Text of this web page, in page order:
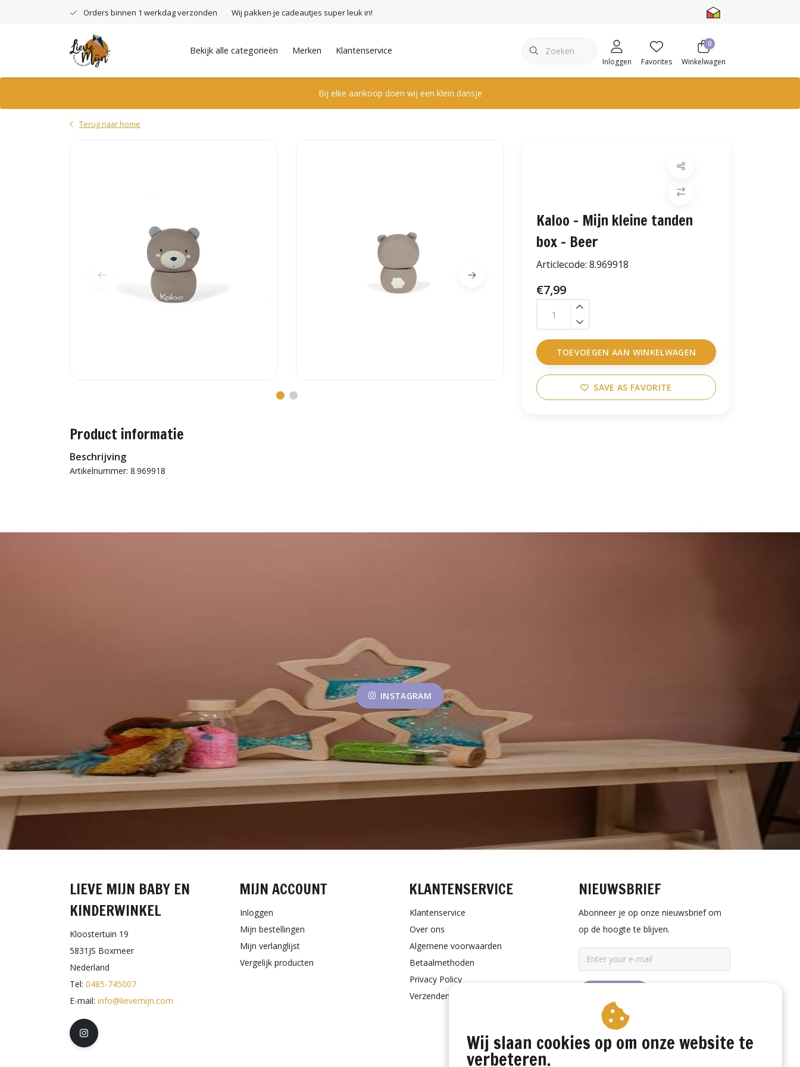
Orders binnen 1 werkdag verzonden Wij pakken je cadeautjes super leuk in!
Bekijk alle categorieën Merken Klantenservice
Inloggen Favorites
0
Winkelwagen
Bij elke aankoop doen wij een klein dansje
Terug naar home
Kaloo - Mijn kleine tanden
box - Beer
Articlecode: 8.969918
€7,99
TOEVOEGEN AAN WINKELWAGEN
SAVE AS FAVORITE
Product informatie
Beschrijving
Artikelnummer: 8.969918
INSTAGRAM
LIEVE MIJN BABY EN
KINDERWINKEL
Kloostertuin 19
5831JS Boxmeer
Nederland
Tel: 0485-745007
E-mail: info@lievemijn.com
MIJN ACCOUNT
Inloggen
Mijn bestellingen
Mijn verlanglijst
Vergelijk producten
KLANTENSERVICE
Klantenservice
Over ons
Algemene voorwaarden
Betaalmethoden
Privacy Policy
Verzenden & retourneren
NIEUWSBRIEF
Abonneer je op onze nieuwsbrief om
op de hoogte te blijven.
Wij slaan cookies op om onze website te
verbeteren.